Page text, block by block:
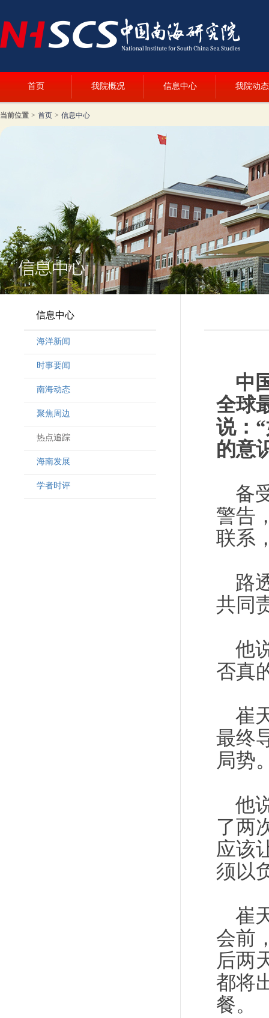
首页 我院概况 信息中心 我院动态
当前位置 > 首页 > 信息中心
信息中心
海洋新闻
时事要闻
南海动态
聚焦周边
热点追踪
海南发展
学者时评
中
全球
说：
的意
备
警告
联系
路
共同
他
否真
崔
最终
局势
他
了两
应该
须以
崔
会前
后两
都将
餐。